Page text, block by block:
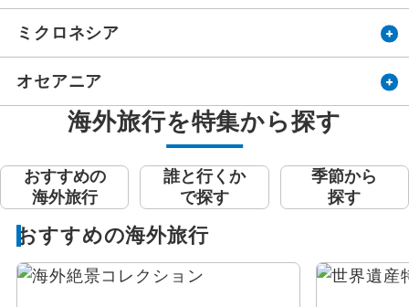
ミクロネシア
オセアニア
海外旅行を特集から探す
おすすめの
海外旅行
誰と行くか
で探す
季節から
探す
おすすめの海外旅行